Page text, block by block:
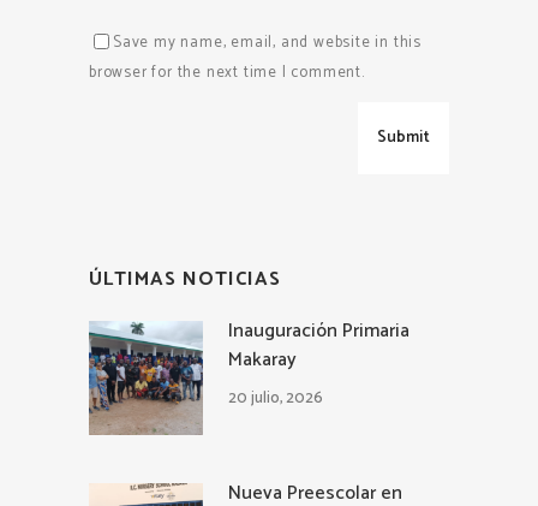
Save my name, email, and website in this
browser for the next time I comment.
ÚLTIMAS NOTICIAS
Inauguración Primaria
Makaray
20 julio, 2026
Nueva Preescolar en